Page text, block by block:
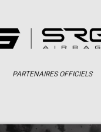
PARTENAIRES OFFICIELS